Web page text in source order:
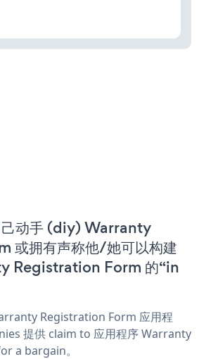
动手 (diy) Warranty
或拥有声称他/她可以构建
Registration Form 的“in
Registration Form 应用程
提供 claim to 应用程序 Warranty
a bargain。